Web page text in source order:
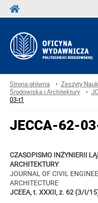
Strona główna Zeszyty
Środowiska i Architektury
03-t1
JECCA-62-
CZASOPISMO INŻYNIERII
ARCHITEKTURY
JOURNAL OF CIVIL
ARCHITECTURE
JCEEA, t. XXXII, z. 62 (3/I/